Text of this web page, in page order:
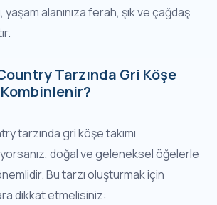
yaşam alanınıza ferah, şık ve çağdaş
Tarzında Gri Köşe
Kombinlenir?
tarzında gri köşe takımı
doğal ve geleneksel öğelerle
Bu tarzı oluşturmak için
dikkat etmelisiniz: